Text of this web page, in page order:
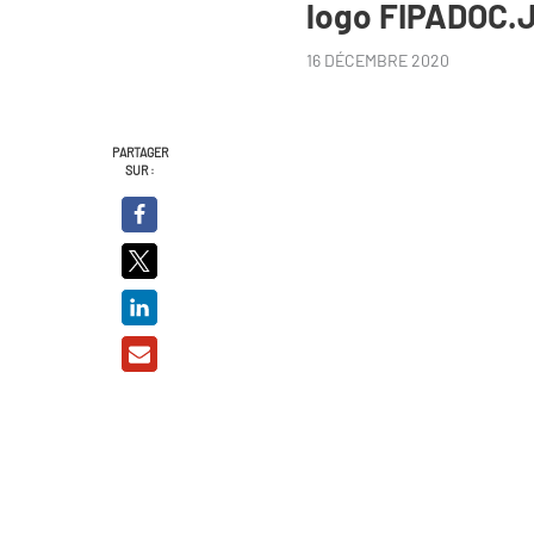
logo
16 DÉCEMBRE 2020
PARTAGER
SUR :